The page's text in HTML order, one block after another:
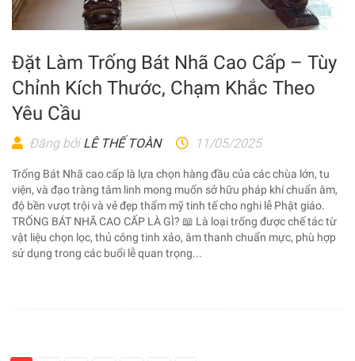
Đặt Làm Trống Bát Nhã Cao Cấp – Tùy
Chỉnh Kích Thước, Chạm Khắc Theo
Yêu Cầu
Đăng bởi LÊ THẾ TOÀN 11/05/2025
Trống Bát Nhã cao cấp là lựa chọn hàng đầu của các chùa lớn, tu
viện, và đạo tràng tâm linh mong muốn sở hữu pháp khí chuẩn âm,
độ bền vượt trội và vẻ đẹp thẩm mỹ tinh tế cho nghi lễ Phật giáo.
TRỐNG BÁT NHÃ CAO CẤP LÀ GÌ? 📖 Là loại trống được chế tác từ
vật liệu chọn lọc, thủ công tinh xảo, âm thanh chuẩn mực, phù hợp
sử dụng trong các buổi lễ quan trọng...